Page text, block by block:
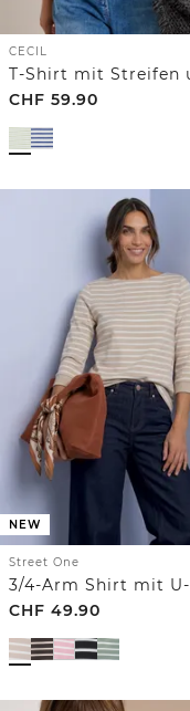
CECIL
CHF 59.90
NEW
Street One
CHF 49.90